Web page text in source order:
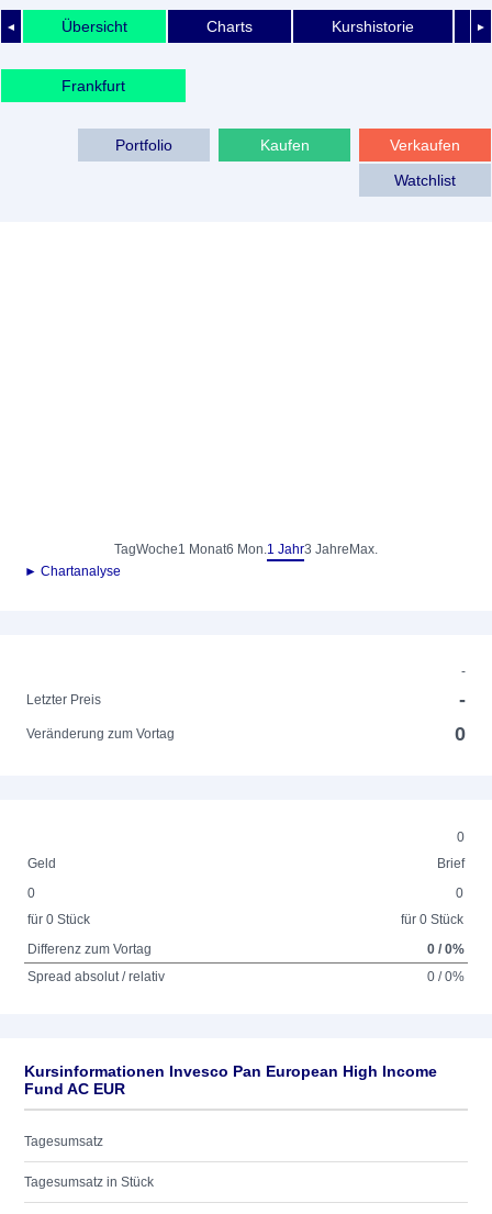
◄ ►
Übersicht Charts Kurshistorie
Frankfurt
Verkaufen
Kaufen
Portfolio
Watchlist
TagWoche1 Monat6 Mon.1 Jahr3 Jahre Max.
► Chartanalyse
-
Letzter Preis
-
Veränderung zum Vortag 0
0
Geld
Brief
0
für 0 Stück
0
für 0 Stück
Differenz zum Vortag
0 / 0%
Spread absolut / relativ
0 / 0%
Kursinformationen Invesco Pan European High Income
Fund AC EUR
Tagesumsatz
Tagesumsatz in Stück